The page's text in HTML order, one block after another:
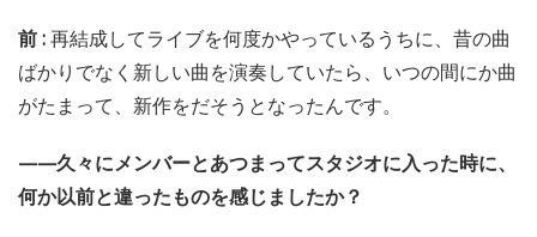
前 :再結成してライブを何度かやっているうちに、昔の曲
ばかりでなく新しい曲を演奏していたら、いつの間にか曲
がたまって、新作をだそうとなったんです。
——久々にメンバーとあつまってスタジオに入った時に、
何か以前と違ったものを感じましたか？